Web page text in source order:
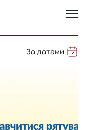
За датами